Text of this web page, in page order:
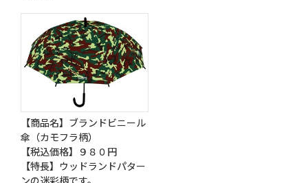
【商品名】ブランドビニール
傘（カモフラ柄）
【税込価格】９８０円
【特長】ウッドランドパター